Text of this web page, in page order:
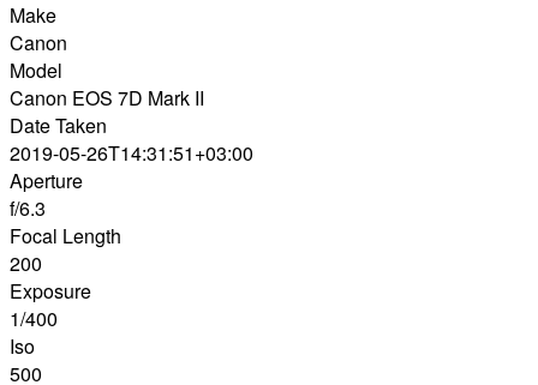
Make
Canon
Model
Canon EOS 7D Mark II
Date Taken
2019-05-26T14:31:51+03:00
Aperture
f/6.3
Focal Length
200
Exposure
1/400
Iso
500